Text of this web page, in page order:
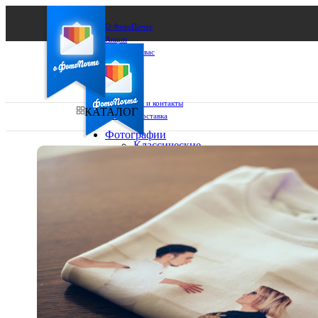
О ФотоПочте
Акции
Сделаем за вас
Бизнесу
FAQ
Франшиза
Поддержка и контакты
Оплата и доставка
Выберите из списка:
КАТАЛОГ
Фотографии
Классические
13х18
15х15
15х20
20х30
30х30
30х40
А4
Фото
в